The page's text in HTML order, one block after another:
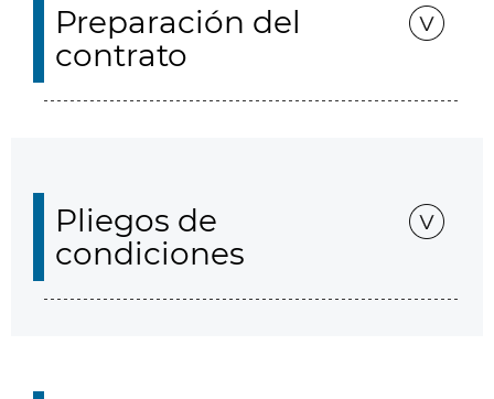
Preparación del
contrato
Pliegos de
condiciones